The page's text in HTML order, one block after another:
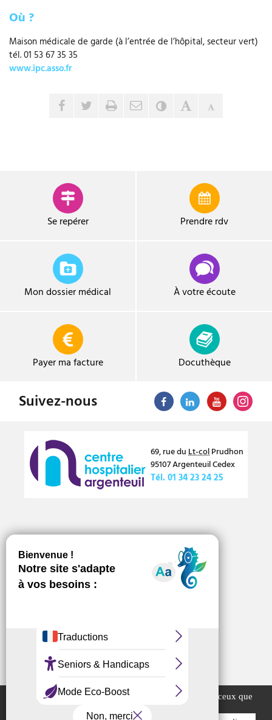
Où ?
Maison médicale de garde (à l’entrée de l’hôpital, secteur vert)
tél. 01 53 67 35 35
www.ipc.asso.fr
Partager sur Facebook
Partager sur Twitter
ImprimerEnvoyer par e-mail
ContrasteAgrandir le
Réduire le
Se repérer Prendre rdv
Mon dossier médical À votre écoute
Payer ma facture Docuthèque
Suivez-nous
69, rue du Lt-colPrudhon
95107ArgenteuilCedex
Tél.01 34 23 24 25
Numéros d’urgence
Offres d’emploi
Marchés publics
Ce site utilise des cookies et vous donne le contrôle sur ceux que